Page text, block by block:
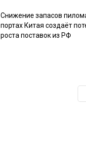
Снижение запасов
портах Китая создаёт
роста поставок из РФ